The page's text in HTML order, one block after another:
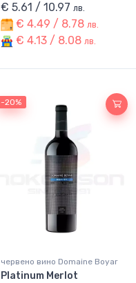
€ 5.61 / 10.97 лв.
€ 4.49 / 8.78 лв.
€ 4.13 / 8.08 лв.
-20%
червено вино Domaine Boyar
Platinum Merlot